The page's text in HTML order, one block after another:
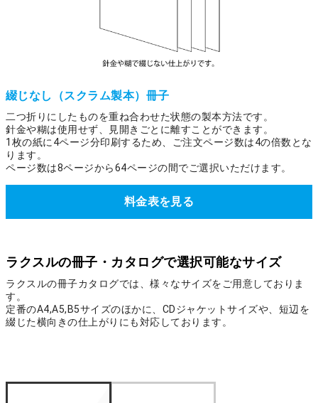
綴じなし（スクラム製本）冊子
二つ折りにしたものを重ね合わせた状態の製本方法です。
針金や糊は使用せず、見開きごとに離すことができます。
1枚の紙に4ページ分印刷するため、ご注文ページ数は4の倍数とな
ります。
ページ数は8ページから64ページの間でご選択いただけます。
料金表を見る
ラクスルの冊子・カタログで選択可能なサイズ
ラクスルの冊子カタログでは、様々なサイズをご用意しておりま
す。
定番のA4,A5,B5サイズのほかに、CDジャケットサイズや、短辺を
綴じた横向きの仕上がりにも対応しております。